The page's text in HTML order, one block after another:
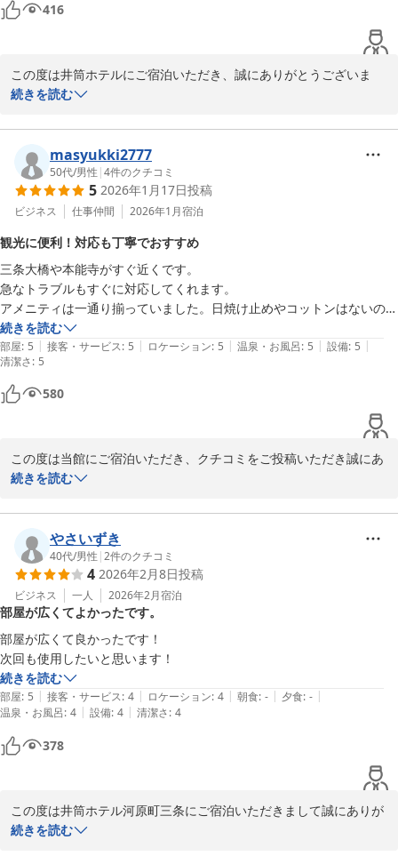
416
この度は井筒ホテルにご宿泊いただき、誠にありがとうございま
す。
立地につきましてお褒めのお言葉をいただき、大変嬉しく存じま
す。一方で、ホテルの入り口が分かりづらかったとのこと、ご不便
をおかけし申し訳ございませんでした。今後はより分かりやすいご
案内ができるよう、表示やご案内方法の改善を検討してまいりま
す。
また、小規模ならではの落ち着いた雰囲気の中でごゆっくりお過ご
しいただけたとのこと、何よりでございます。
貴重なご意見をお寄せいただき、ありがとうございました。
またのお越しをスタッフ一同、心よりお待ちしております。
井筒ホテル京都河原町三条
2026-03-03
続きを読む
masyukki2777
50代/男性 |4件のクチコミ
5 2026年1月17日投稿
ビジネス 仕事仲間 2026年1月宿泊
観光に便利！対応も丁寧でおすすめ
三条大橋や本能寺がすぐ近くです。
急なトラブルもすぐに対応してくれます。
アメニティは一通り揃っていました。日焼け止めやコットンはないので
持参したほうがいいです。
飲み物はコーヒー、紅茶、お茶などが無料で一階には自販機でスプライ
トなども買うことができます。
お勧めです。
続きを読む
部屋: 5 | 接客・サービス: 5 | ロケーション: 5 | 温泉・お風呂: 5 | 設備: 5 |
清潔さ: 5
580
この度は当館にご宿泊いただき、クチコミをご投稿いただき誠にあ
りがとうございます。
しく拝見いたしました。
また、アメニティやお飲み物についての詳しいご感想もありがとう
ございます。
日焼け止めやコットンにつきましては、今後のサービス向上の参考
とさせていただきます。
ご滞在中、快適にお過ごしいただけたようで何よりでございます。
また京都にお越しの際は、ぜひ当館をご利用くださいませ。
スタッフ一同、心よりお待ちしております。
井筒ホテル京都河原町三条
2026-02-01
続きを読む
やさいずき
40代/男性 |2件のクチコミ
4 2026年2月8日投稿
ビジネス 一人 2026年2月宿泊
部屋が広くてよかったです。
部屋が広くて良かったです！
次回も使用したいと思います！
続きを読む
部屋: 5 | 接客・サービス: 4 | ロケーション: 4 | 朝食: - | 夕食: - |
温泉・お風呂: 4 | 設備: 4 | 清潔さ: 4
378
この度は井筒ホテル河原町三条にご宿泊いただきまして誠にありが
とうございます。
続きを読む